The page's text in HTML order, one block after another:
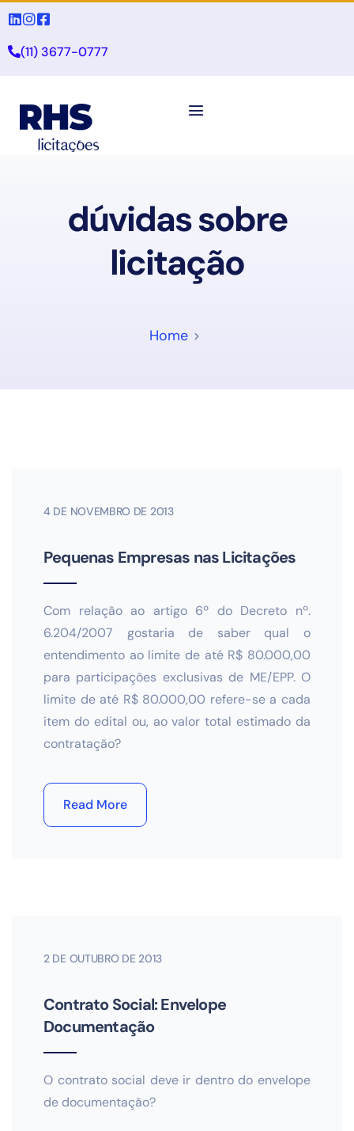
(11) 3677-0777
dúvidas sobre
licitação
Home
4 DE NOVEMBRO DE 2013
Pequenas Empresas nas Licitações
Com relação ao artigo 6º do Decreto nº.
6.204/2007 gostaria de saber qual o
entendimento ao limite de até R$ 80.000,00
para participações exclusivas de ME/EPP. O
limite de até R$ 80.000,00 refere-se a cada
item do edital ou, ao valor total estimado da
contratação?
Read More
2 DE OUTUBRO DE 2013
Contrato Social: Envelope
Documentação
O contrato social deve ir dentro do envelope
de documentação?